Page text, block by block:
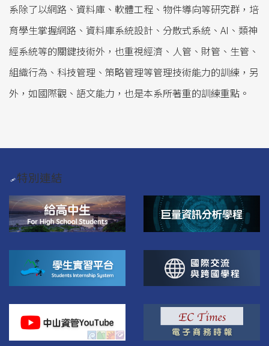
系除了以網路、資料庫、軟體工程、物件導向等研究群，培
育學生掌握網路、資料庫系統設計、分散式系統、AI、類神
經系統等的關鍵技術外，也重視經濟、人管、財管、生管、
組織行為、科技管理、策略管理等管理技術能力的訓練，另
外，如國際觀、語文能力，也是本系所著重的訓練重點。
特別連結